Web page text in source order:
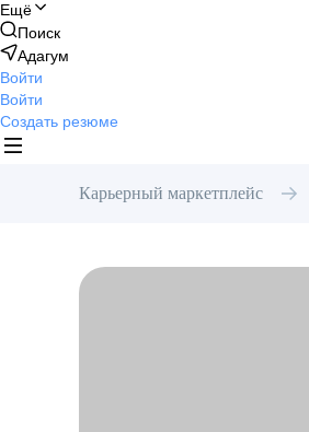
Ещё
Поиск
Адагум
Войти
Войти
Создать резюме
Карьерный маркетплейс